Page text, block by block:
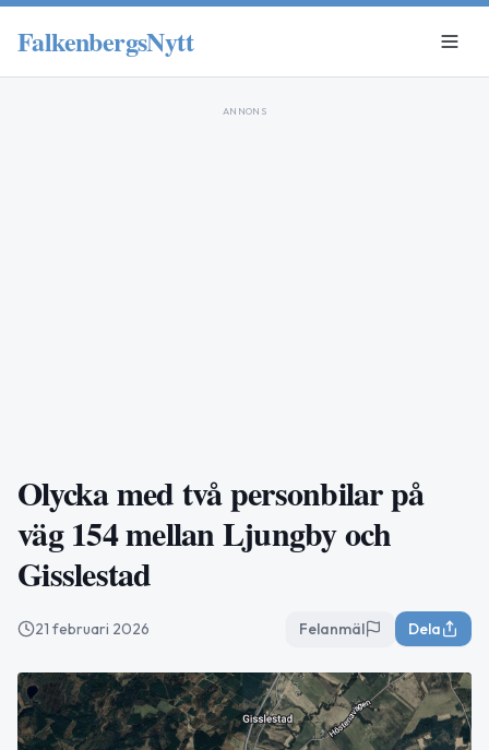
FalkenbergsNytt
ANNONS
Olycka med två personbilar på
väg 154 mellan Ljungby och
Gisslestad
21 februari 2026 Felanmäl Dela